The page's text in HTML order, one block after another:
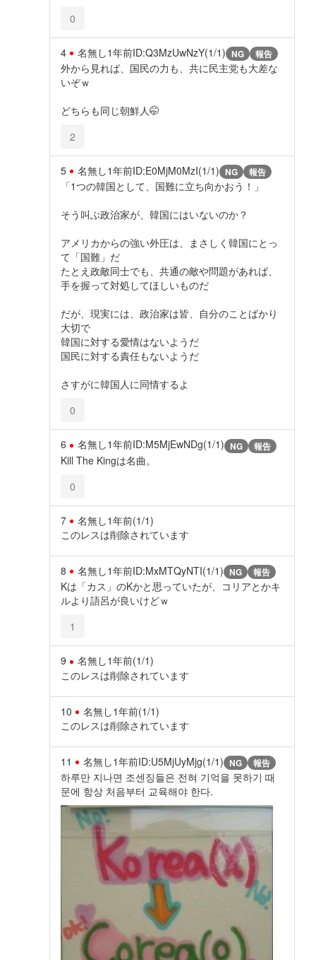
0
4 名無し1年前ID:Q3MzUwNzY(1/1) NG 報告
外から見れば、国民の力も、共に民主党も大差な
いぞｗ
どちらも同じ朝鮮人🤭
2
5 名無し1年前ID:E0MjM0MzI(1/1) NG 報告
「1つの韓国として、国難に立ち向かおう！」
そう叫ぶ政治家が、韓国にはいないのか？
アメリカからの強い外圧は、まさしく韓国にとっ
て「国難」だ
たとえ政敵同士でも、共通の敵や問題があれば、
手を握って対処してほしいものだ
だが、現実には、政治家は皆、自分のことばかり
大切で
韓国に対する愛情はないようだ
国民に対する責任もないようだ
さすがに韓国人に同情するよ
0
6 名無し1年前ID:M5MjEwNDg(1/1) NG 報告
Kill The Kingは名曲。
0
7 名無し1年前(1/1)
このレスは削除されています
8 名無し1年前ID:MxMTQyNTI(1/1) NG 報告
Kは「カス」のKかと思っていたが、コリアとかキ
ルより語呂が良いけどｗ
1
9 名無し1年前(1/1)
このレスは削除されています
10 名無し1年前(1/1)
このレスは削除されています
11 名無し1年前ID:U5MjUyMjg(1/1) NG 報告
하루만 지나면 조센징들은 전혀 기억을 못하기 때
문에 항상 처음부터 교육해야 한다.